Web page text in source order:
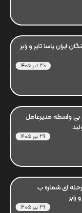
ایران یاسا تایر و رابر
30 تیر 1405
واسطه مدیرعامل
29 تیر 1405
ای شماره ب
29 تیر 1405